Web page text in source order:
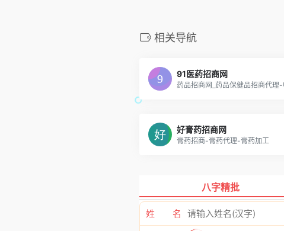
相关导航
91医药招商网
好膏药招商网
膏药招商-膏药代理-膏药加工
八字精批
姓 名